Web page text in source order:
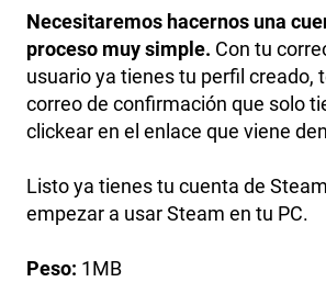
Necesitaremos hacernos una
proceso muy simple. Con tu
usuario ya tienes tu perfil creado,
correo de confirmación que solo
clickear en el enlace que viene
Listo ya tienes tu cuenta de
empezar a usar Steam en tu PC.
Peso: 1MB